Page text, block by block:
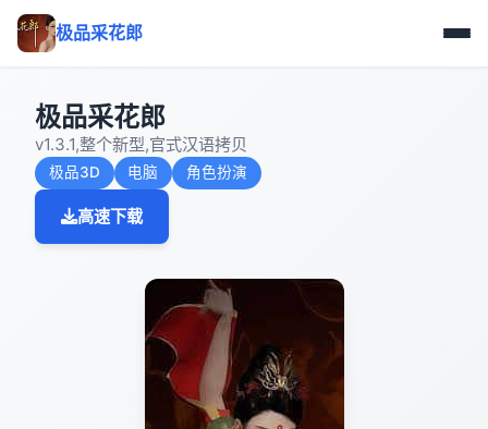
极品采花郎
极品采花郎
v1.3.1,整个新型,官式汉语拷贝
极品3D 电脑 角色扮演
高速下载